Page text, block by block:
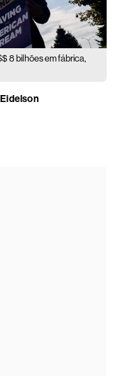
8 bilhões em fábrica,